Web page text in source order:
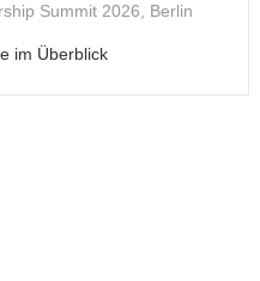
Summit 2026, Berlin
im Überblick